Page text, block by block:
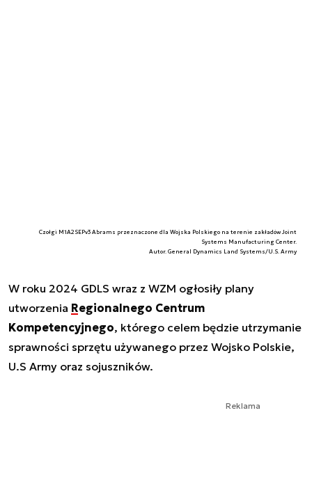
Czołgi M1A2SEPv3 Abrams przeznaczone dla Wojska Polskiego na terenie zakładów Joint
Systems Manufacturing Center.
Autor. General Dynamics Land Systems/U.S. Army
W roku 2024 GDLS wraz z WZM ogłosiły plany
utworzenia Regionalnego Centrum
Kompetencyjnego, którego celem będzie utrzymanie
sprawności sprzętu używanego przez Wojsko Polskie,
U.S Army oraz sojuszników.
Reklama